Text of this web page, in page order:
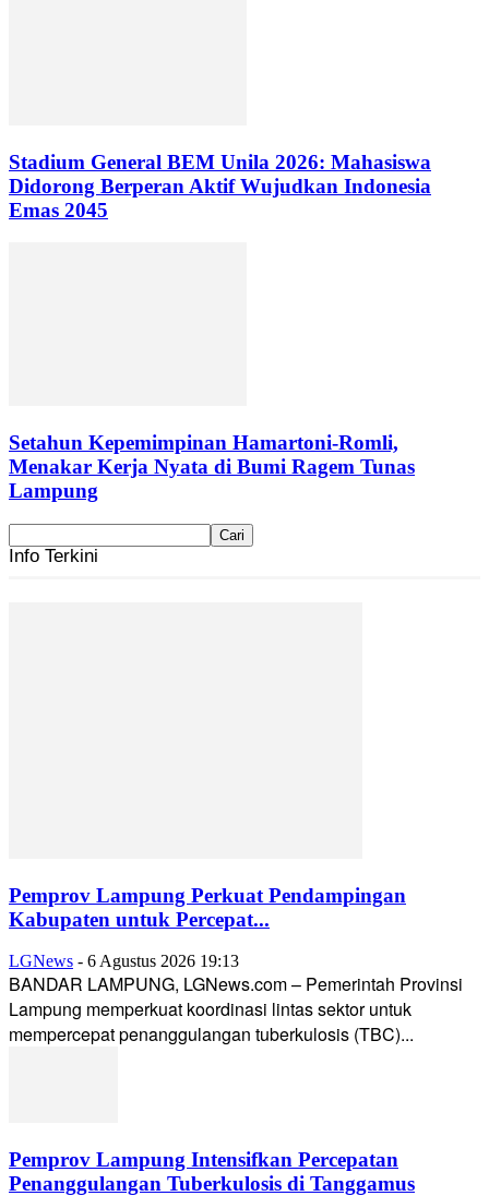
Stadium General BEM Unila 2026: Mahasiswa
Didorong Berperan Aktif Wujudkan Indonesia
Emas 2045
Setahun Kepemimpinan Hamartoni-Romli,
Menakar Kerja Nyata di Bumi Ragem Tunas
Lampung
Info Terkini
Pemprov Lampung Perkuat Pendampingan
Kabupaten untuk Percepat...
LGNews - 6 Agustus 2026 19:13
BANDAR LAMPUNG, LGNews.com – Pemerintah Provinsi
Lampung memperkuat koordinasi lintas sektor untuk
mempercepat penanggulangan tuberkulosis (TBC)...
Pemprov Lampung Intensifkan Percepatan
Penanggulangan Tuberkulosis di Tanggamus